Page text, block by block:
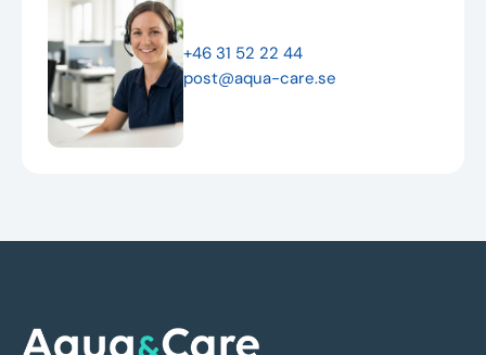
+46 31 52 22 44
post@aqua-care.se